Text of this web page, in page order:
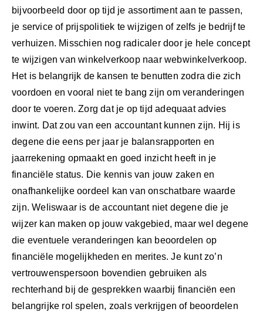
bijvoorbeeld door op tijd je assortiment aan te passen,
je service of prijspolitiek te wijzigen of zelfs je bedrijf te
verhuizen. Misschien nog radicaler door je hele concept
te wijzigen van winkelverkoop naar webwinkelverkoop.
Het is belangrijk de kansen te benutten zodra die zich
voordoen en vooral niet te bang zijn om veranderingen
door te voeren. Zorg dat je op tijd adequaat advies
inwint. Dat zou van een accountant kunnen zijn. Hij is
degene die eens per jaar je balansrapporten en
jaarrekening opmaakt en goed inzicht heeft in je
financiële status. Die kennis van jouw zaken en
onafhankelijke oordeel kan van onschatbare waarde
zijn. Weliswaar is de accountant niet degene die je
wijzer kan maken op jouw vakgebied, maar wel degene
die eventuele veranderingen kan beoordelen op
financiële mogelijkheden en merites. Je kunt zo’n
vertrouwenspersoon bovendien gebruiken als
rechterhand bij de gesprekken waarbij financiën een
belangrijke rol spelen, zoals verkrijgen of beoordelen